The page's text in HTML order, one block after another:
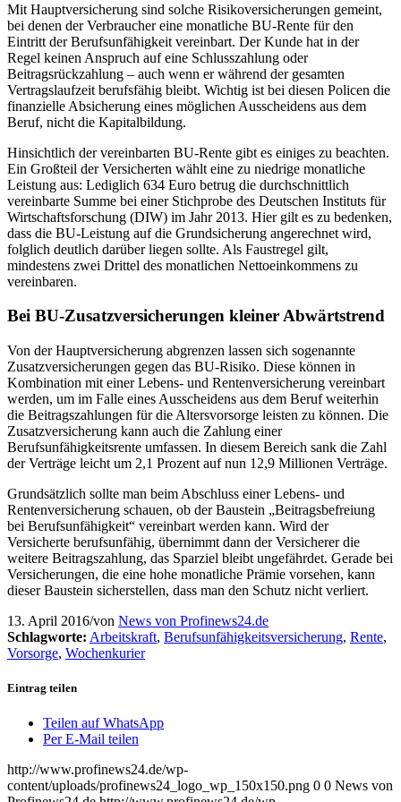
Mit Hauptversicherung sind solche Risikoversicherungen gemeint,
bei denen der Verbraucher eine monatliche BU-Rente für den
Eintritt der Berufsunfähigkeit vereinbart. Der Kunde hat in der
Regel keinen Anspruch auf eine Schlusszahlung oder
Beitragsrückzahlung – auch wenn er während der gesamten
Vertragslaufzeit berufsfähig bleibt. Wichtig ist bei diesen Policen die
finanzielle Absicherung eines möglichen Ausscheidens aus dem
Beruf, nicht die Kapitalbildung.
Hinsichtlich der vereinbarten BU-Rente gibt es einiges zu beachten.
Ein Großteil der Versicherten wählt eine zu niedrige monatliche
Leistung aus: Lediglich 634 Euro betrug die durchschnittlich
vereinbarte Summe bei einer Stichprobe des Deutschen Instituts für
Wirtschaftsforschung (DIW) im Jahr 2013. Hier gilt es zu bedenken,
dass die BU-Leistung auf die Grundsicherung angerechnet wird,
folglich deutlich darüber liegen sollte. Als Faustregel gilt,
mindestens zwei Drittel des monatlichen Nettoeinkommens zu
vereinbaren.
Bei BU-Zusatzversicherungen kleiner Abwärtstrend
Von der Hauptversicherung abgrenzen lassen sich sogenannte
Zusatzversicherungen gegen das BU-Risiko. Diese können in
Kombination mit einer Lebens- und Rentenversicherung vereinbart
werden, um im Falle eines Ausscheidens aus dem Beruf weiterhin
die Beitragszahlungen für die Altersvorsorge leisten zu können. Die
Zusatzversicherung kann auch die Zahlung einer
Berufsunfähigkeitsrente umfassen. In diesem Bereich sank die Zahl
der Verträge leicht um 2,1 Prozent auf nun 12,9 Millionen Verträge.
Grundsätzlich sollte man beim Abschluss einer Lebens- und
Rentenversicherung schauen, ob der Baustein „Beitragsbefreiung
bei Berufsunfähigkeit“ vereinbart werden kann. Wird der
Versicherte berufsunfähig, übernimmt dann der Versicherer die
weitere Beitragszahlung, das Sparziel bleibt ungefährdet. Gerade bei
Versicherungen, die eine hohe monatliche Prämie vorsehen, kann
dieser Baustein sicherstellen, dass man den Schutz nicht verliert.
13. April 2016/von News von Profinews24.de
Schlagworte: Arbeitskraft, Berufsunfähigkeitsversicherung, Rente,
Vorsorge, Wochenkurier
Eintrag teilen
Teilen auf WhatsApp
Per E-Mail teilen
http://www.profinews24.de/wp-
content/uploads/profinews24_logo_wp_150x150.png 0 0 News von